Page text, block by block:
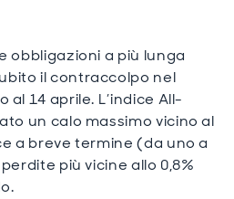
obbligazioni a più lunga
il contraccolpo nel
al 14 aprile. L’indice All-
un calo massimo vicino al
a breve termine (da uno a
più vicine allo 0,8%